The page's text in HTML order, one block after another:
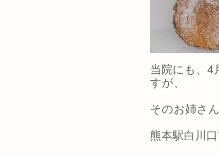
当院にも、4
すが、
そのお姉さ
熊本駅白川